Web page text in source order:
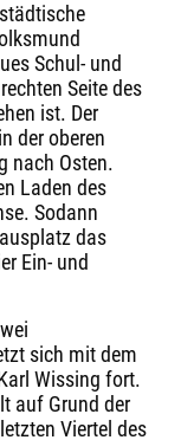
Schul- und
Seite des
ist. Der
der oberen
nach Osten.
Laden des
Sodann
das
Ein- und
sich mit dem
Wissing fort.
auf Grund der
Viertel des